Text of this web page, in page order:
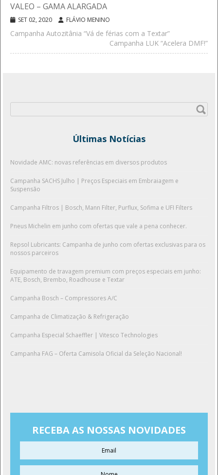
VALEO – GAMA ALARGADA
SET 02, 2020 FLÁVIO MENINO
Campanha Autozitânia “Vá de férias com a Textar”
Campanha LUK “Acelera DMF!”
por:
Últimas Notícias
Novidade AMC: novas referências em diversos produtos
Campanha SACHS Julho | Preços Especiais em Embraiagem e
Suspensão
Campanha Filtros | Bosch, Mann Filter, Purflux, Sofima e UFI Filters
Pneus Michelin em junho com ofertas que vale a pena conhecer.
Repsol Lubricants: Campanha de junho com ofertas exclusivas para os
nossos parceiros
Equipamento de travagem premium com preços especiais em junho:
ATE, Bosch, Brembo, Roadhouse e Textar
Campanha Bosch – Compressores A/C
Campanha de Climatização & Refrigeração
Campanha Especial Schaeffler | Vitesco Technologies
Campanha FAG – Oferta Camisola Oficial da Seleção Nacional!
RECEBA AS NOSSAS NOVIDADES